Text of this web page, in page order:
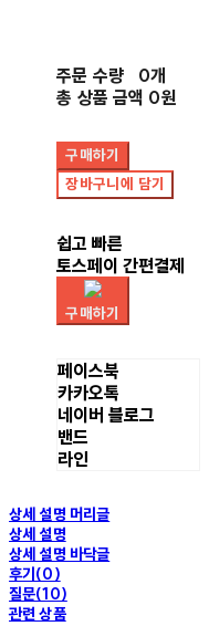
주문 수량
0개
총 상품 금액 0원
구매하기
장바구니에 담기
쉽고 빠른
토스페이 간편결제
구매하기
페이스북
카카오톡
네이버 블로그
밴드
라인
상세 설명 머리글
상세 설명
상세 설명 바닥글
후기(0)
질문(10)
관련 상품